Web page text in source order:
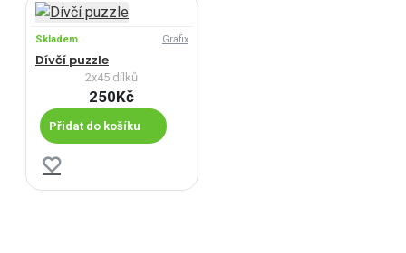
Skladem Grafix
Dívčí puzzle
2x45 dílků
250Kč
Přidat do košíku